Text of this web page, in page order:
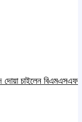
দোয়া চাইলেন বিএমএসএফ